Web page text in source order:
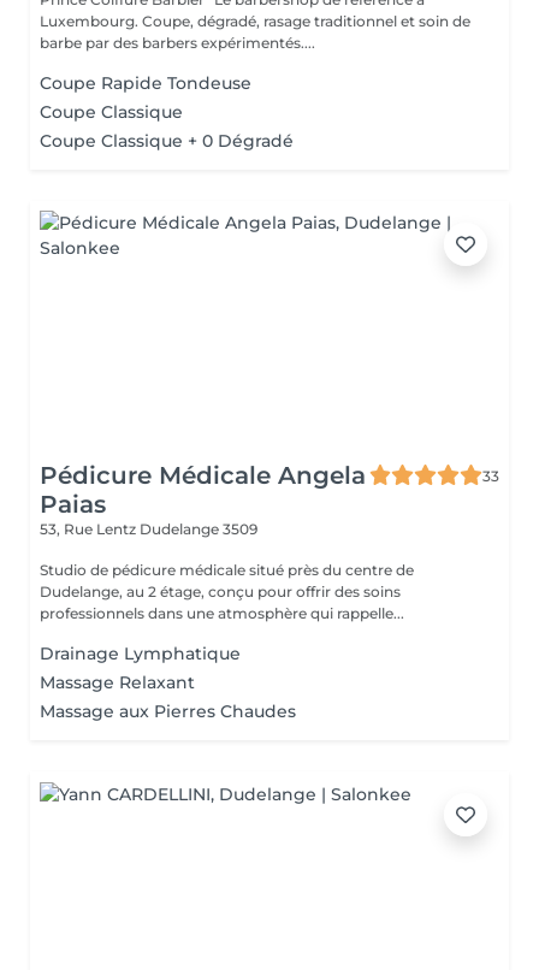
Luxembourg. Coupe, dégradé, rasage traditionnel et soin de
barbe par des barbers expérimentés....
Coupe Rapide Tondeuse
Coupe Classique
Coupe Classique + 0 Dégradé
Pédicure Médicale Angela
Paias
33
53, Rue Lentz Dudelange 3509
Studio de pédicure médicale situé près du centre de
Dudelange, au 2 étage, conçu pour offrir des soins
professionnels dans une atmosphère qui rappelle...
Drainage Lymphatique
Massage Relaxant
Massage aux Pierres Chaudes